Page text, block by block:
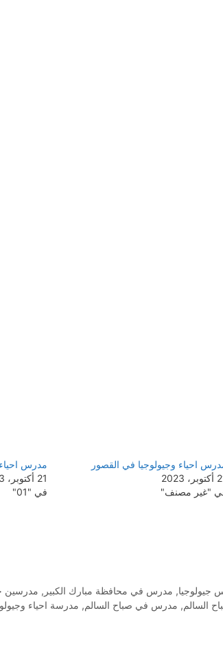
احياء وجيولوجيا في القصور
2023
"غير مصنف"
مدرس احياء
21 أكتوبر، 2023
في "01"
جيولوجيا, مدرس في محافظة مبارك الكبير , مدرسين
السالم, مدرس في صباح السالم, مدرسة احياء